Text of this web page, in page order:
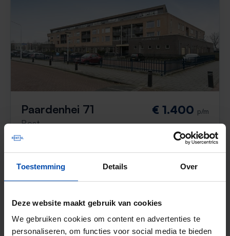
Toestemming Details Over
Deze website maakt gebruik van cookies
We gebruiken cookies om content en advertenties te
personaliseren, om functies voor social media te bieden
Paardenhei 71
Best
€ 1.400 p/m
1 maand, 1 week geleden gevonden
Gevonden op:Gnagnagna.nl
77m²
2 kamers
Reageer binnen 15 minuten om kans te maken. Met
Mis de volgende niet →